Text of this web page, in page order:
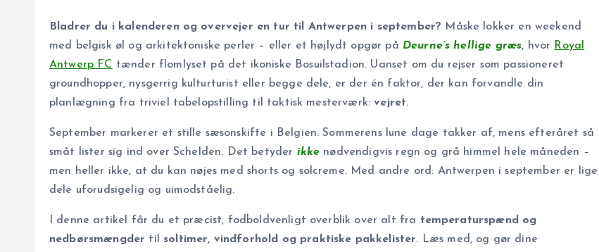
Bladrer du i kalenderen og overvejer en tur til Antwerpen i september? Måske lokker en weekend
med belgisk øl og arkitektoniske perler – eller et højlydt opgør på Deurne’s hellige græs, hvor Royal
Antwerp FC tænder flomlyset på det ikoniske Bosuilstadion. Uanset om du rejser som passioneret
groundhopper, nysgerrig kulturturist eller begge dele, er der én faktor, der kan forvandle din
planlægning fra triviel tabelopstilling til taktisk mesterværk:vejret.
September markerer et stille sæsonskifte i Belgien. Sommerens lune dage takker af, mens efteråret så
småt lister sig ind over Schelden. Det betyder ikke nødvendigvis regn og grå himmel hele måneden –
men heller ikke, at du kan nøjes med shorts og solcreme. Med andre ord: Antwerpen i september er lige
dele uforudsigelig og uimodståelig.
I denne artikel får du et præcist, fodbold­venligt overblik over alt fra temperaturspænd og
nedbørsmængder til soltimer, vindforhold og praktiske pakkelister. Læs med, og gør dine